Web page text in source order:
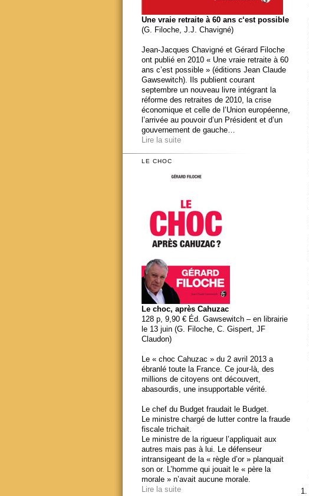
Une vraie retraite à 60 ans c‘est possible
(G. Filoche, J.J. Chavigné)
Jean-Jacques Chavigné et Gérard Filoche
ont publié en 2010 « Une vraie retraite à 60
ans c’est possible » (éditions Jean Claude
Gawsewitch). Ils publient courant
septembre un nouveau livre intégrant la
réforme des retraites de 2010, la crise
économique et celle de l’Union européenne,
l’arrivée au pouvoir d’un Président et d’un
gouvernement de gauche…
Lire la suite
LE CHOC
Le choc, après Cahuzac
128 p, 9,90 € Éd. Gawsewitch – en librairie
le 13 juin (G. Filoche, C. Gispert, JF
Claudon)
Le « choc Cahuzac » du 2 avril 2013 a
ébranlé toute la France. Ce jour-là, des
millions de citoyens ont découvert,
abasourdis, une insupportable vérité.
Le chef du Budget fraudait le Budget.
Le ministre chargé de lutter contre la fraude
fiscale trichait.
Le ministre de la rigueur l’appliquait aux
autres mais pas à lui. Le défenseur
intransigeant de la « règle d’or » planquait
son or. L’homme qui jouait le « père la
morale » n’avait aucune morale.
Lire la suite